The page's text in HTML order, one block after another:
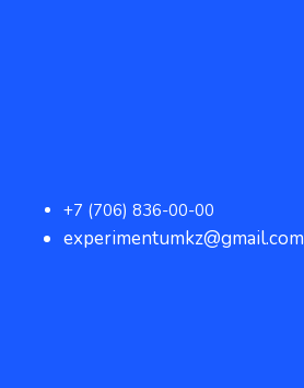
+7 (706) 836-00-00
experimentumkz@gmail.com